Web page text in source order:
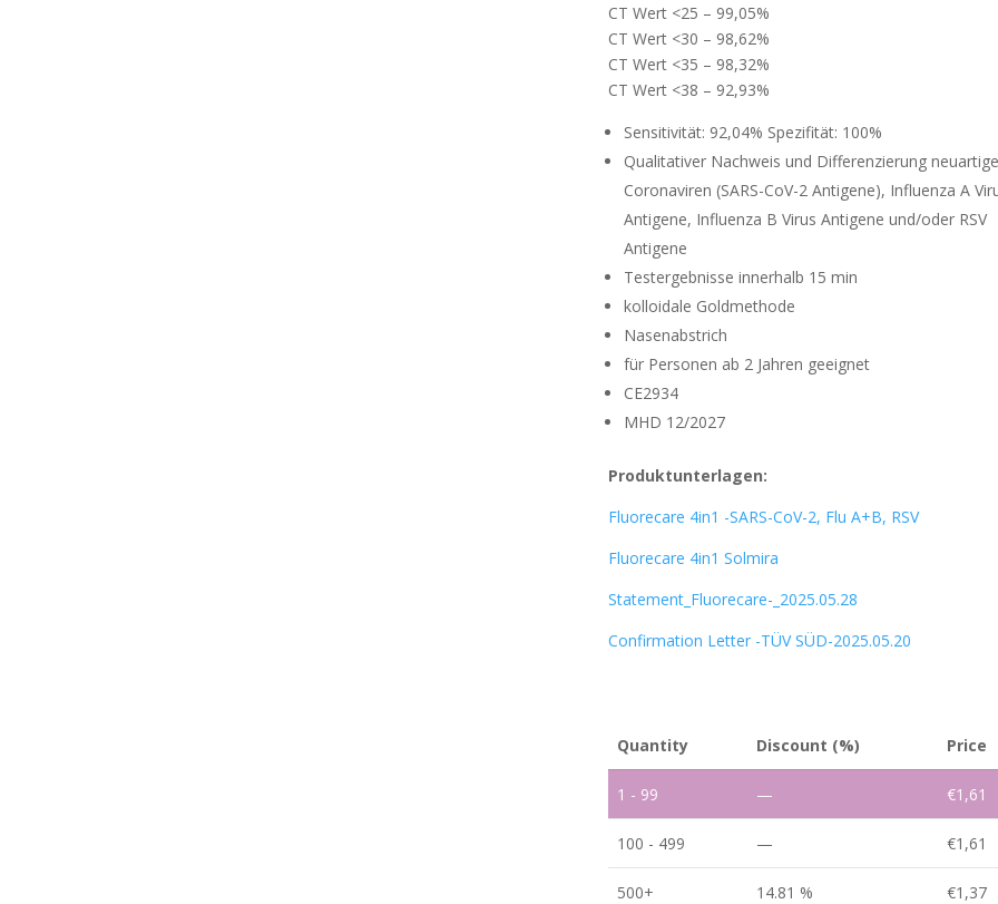
CT Wert <25 – 99,05%
CT Wert <30 – 98,62%
CT Wert <35 – 98,32%
CT Wert <38 – 92,93%
Sensitivität: 92,04% Spezifität: 100%
Qualitativer Nachweis und Differenzierung
Coronaviren (SARS-CoV-2 Antigene), Influenza A
Antigene, Influenza B Virus Antigene und/oder RSV
Antigene
Testergebnisse innerhalb 15 min
kolloidale Goldmethode
Nasenabstrich
für Personen ab 2 Jahren geeignet
CE2934
MHD 12/2027
Produktunterlagen:
Fluorecare 4in1 -SARS-CoV-2, Flu A+B, RSV
Fluorecare 4in1 Solmira
Statement_Fluorecare-_2025.05.28
Confirmation Letter -TÜV SÜD-2025.05.20
Quantity Discount (%) Price
1 - 99 — €1,61
100 - 499 — €1,61
500+ 14.81 % €1,37